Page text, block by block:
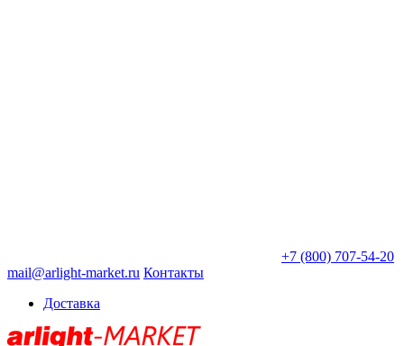
+7 (800) 707-54-20
mail@arlight-market.ru Контакты
Доставка